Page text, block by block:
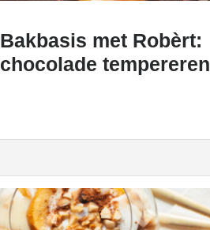
Bakbasis met Robèrt:
chocolade tempereren